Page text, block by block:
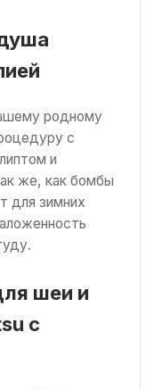
родному
с
и
же, как бомбы
для зимних
шеи и
с